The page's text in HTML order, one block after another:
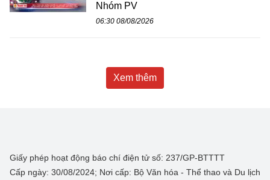
Nhóm PV
06:30 08/08/2026
Xem thêm
Giấy phép hoạt động báo chí điện tử số: 237/GP-BTTTT
Cấp ngày: 30/08/2024; Nơi cấp: Bộ Văn hóa - Thể thao và Du lịch